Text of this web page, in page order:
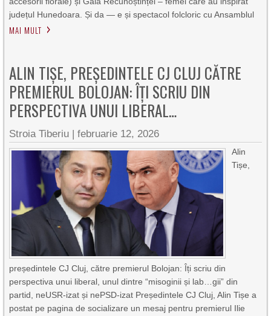
județul Hunedoara. Și da — e și spectacol folcloric cu Ansamblul
MAI MULT
ALIN TIȘE, PREȘEDINTELE CJ CLUJ CĂTRE
PREMIERUL BOLOJAN: ÎȚI SCRIU DIN
PERSPECTIVA UNUI LIBERAL…
Stroia Tiberiu |februarie 12, 2026
Alin
Tișe,
președintele CJ Cluj, către premierul Bolojan: Îți scriu din
perspectiva unui liberal, unul dintre “misoginii și lab…gii” din
partid, neUSR-izat și nePSD-izat Președintele CJ Cluj, Alin Tișe a
postat pe pagina de socializare un mesaj pentru premierul Ilie